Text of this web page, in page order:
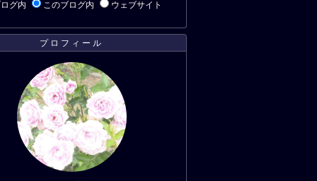
グ内 このブログ内 ウェブサイト
プロフィール